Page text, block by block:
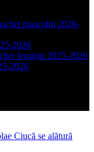
masculin 2026-
2026
feminin 2025-2026
2026
Ciucă se alătură